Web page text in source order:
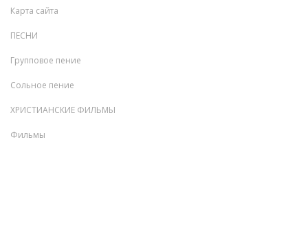
Карта сайта
ПЕСНИ
Групповое пение
Сольное пение
ХРИСТИАНСКИЕ ФИЛЬМЫ
Фильмы